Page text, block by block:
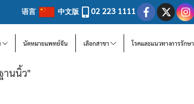
语言 中文版 02 223 1111
นัดหมายแพทย์จีน เลือกสาขา โรคและแนวทางการรักษา
านนิ้ว"